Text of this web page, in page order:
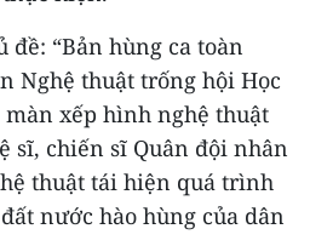
“Bản hùng ca toàn
Nghệ thuật trống hội Học
xếp hình nghệ thuật
sĩ, chiến sĩ Quân đội nhân
thuật tái hiện quá trình
nước hào hùng của dân